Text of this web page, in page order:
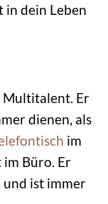
in dein Leben
Multitalent. Er
dienen, als
im
Büro. Er
und ist immer